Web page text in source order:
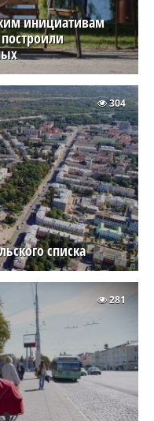
инициативам
списка
304
281